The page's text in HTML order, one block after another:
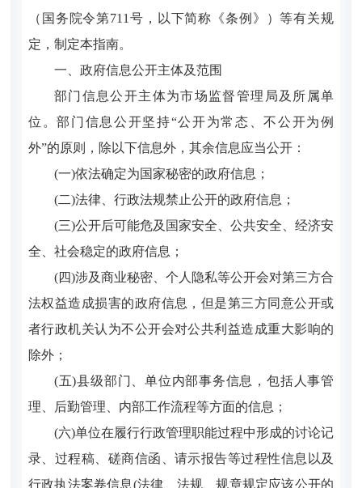
（国务院令第711号，以下简称《条例》）等有关规
定，制定本指南。
一、政府信息公开主体及范围
部门信息公开主体为市场监督管理局及所属单
位。部门信息公开坚持“公开为常态、不公开为例
外”的原则，除以下信息外，其余信息应当公开：
(一)依法确定为国家秘密的政府信息；
(二)法律、行政法规禁止公开的政府信息；
(三)公开后可能危及国家安全、公共安全、经济安
全、社会稳定的政府信息；
(四)涉及商业秘密、个人隐私等公开会对第三方合
法权益造成损害的政府信息，但是第三方同意公开或
者行政机关认为不公开会对公共利益造成重大影响的
除外；
(五)县级部门、单位内部事务信息，包括人事管
理、后勤管理、内部工作流程等方面的信息；
(六)单位在履行行政管理职能过程中形成的讨论记
录、过程稿、磋商信函、请示报告等过程性信息以及
行政执法案卷信息(法律、法规、规章规定应该公开的